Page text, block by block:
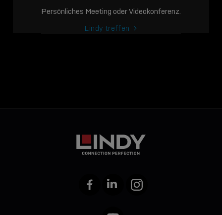
Persönliches Meeting oder Videokonferenz.
Lindy treffen
FacebookLinkedIn Instagram
YouTube